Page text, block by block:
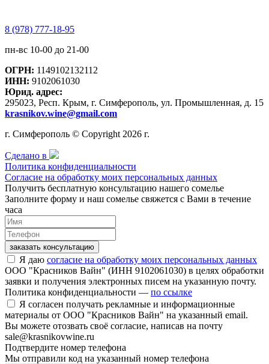
8 (978) 777-18-95
пн-вс 10-00 до 21-00
ОГРН: 1149102132112
ИНН: 9102061030
Юрид. адрес:
295023, Респ. Крым, г. Симферополь, ул. Промышленная, д. 15
krasnikov.wine@gmail.com
г. Симферополь © Copyright 2026 г.
Сделано в
Политика конфиденциальности
Согласие на обработку моих персональных данных
Получить бесплатную консультацию нашего сомелье
Заполните форму и наш сомелье свяжется с Вами в течение
часа
заказать консультацию
Я даю согласие на обработку моих персональных данных
ООО "Красников Вайн" (ИНН 9102061030) в целях обработки
заявки и получения электронных писем на указанную почту.
Политика конфиденциальности — по ссылке
Я согласен получать рекламные и информационные
материалы от ООО "Красников Вайн" на указанный email.
Вы можете отозвать своё согласие, написав на почту
sale@krasnikovwine.ru
Подтвердите номер телефона
Мы отправили код на указанный номер телефона